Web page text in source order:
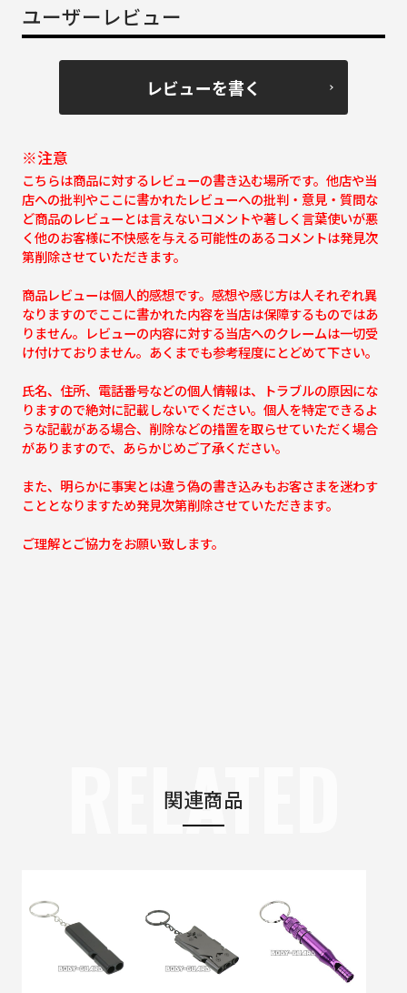
ユーザーレビュー
レビューを書く
※注意
こちらは商品に対するレビューの書き込む場所です。他店や当
店への批判やここに書かれたレビューへの批判・意見・質問な
ど商品のレビューとは言えないコメントや著しく言葉使いが悪
く他のお客様に不快感を与える可能性のあるコメントは発見次
第削除させていただきます。
商品レビューは個人的感想です。感想や感じ方は人それぞれ異
なりますのでここに書かれた内容を当店は保障するものではあ
りません。レビューの内容に対する当店へのクレームは一切受
け付けておりません。あくまでも参考程度にとどめて下さい。
氏名、住所、電話番号などの個人情報は、トラブルの原因にな
りますので絶対に記載しないでください。個人を特定できるよ
うな記載がある場合、削除などの措置を取らせていただく場合
がありますので、あらかじめご了承ください。
また、明らかに事実とは違う偽の書き込みもお客さまを迷わす
こととなりますため発見次第削除させていただきます。
ご理解とご協力をお願い致します。
関連商品
RELATED